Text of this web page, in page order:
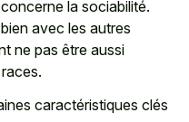
la sociabilité.
avec les autres
ne pas être aussi
caractéristiques clés